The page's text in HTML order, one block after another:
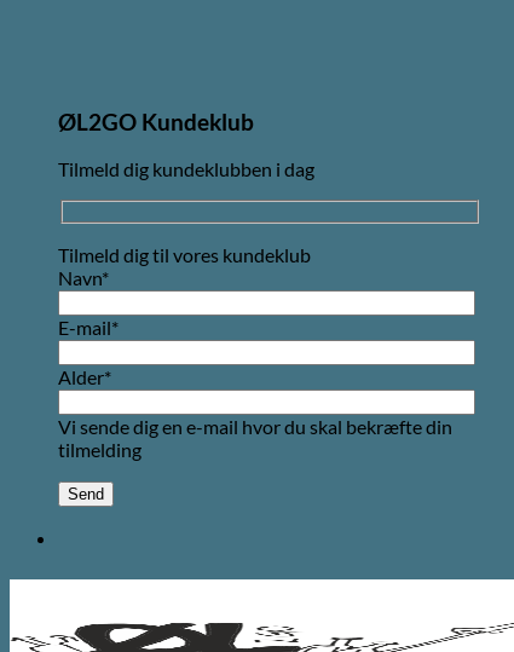
ØL2GO Kundeklub
Tilmeld dig kundeklubben i dag
Tilmeld dig til vores kundeklub
Navn*
E-mail*
Alder*
Vi sende dig en e-mail hvor du skal bekræfte din
tilmelding